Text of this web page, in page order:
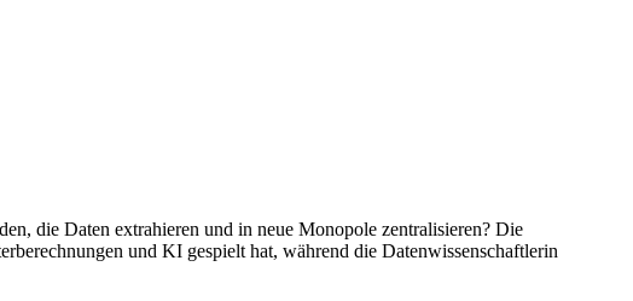
die Daten extrahieren und in neue Monopole zentralisieren? Die
und KI gespielt hat, während die Datenwissenschaftlerin